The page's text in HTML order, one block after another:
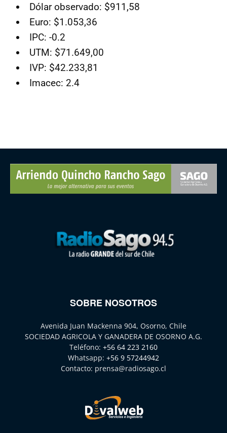
Dólar observado: $911,58
Euro: $1.053,36
IPC: -0.2
UTM: $71.649,00
IVP: $42.233,81
Imacec: 2.4
SOBRE NOSOTROS
Avenida Juan Mackenna 904, Osorno, Chile
SOCIEDAD AGRICOLA Y GANADERA DE OSORNO A.G.
Teléfono: +56 64 223 2160
Whatsapp: +56 9 57244942
Contacto: prensa@radiosago.cl